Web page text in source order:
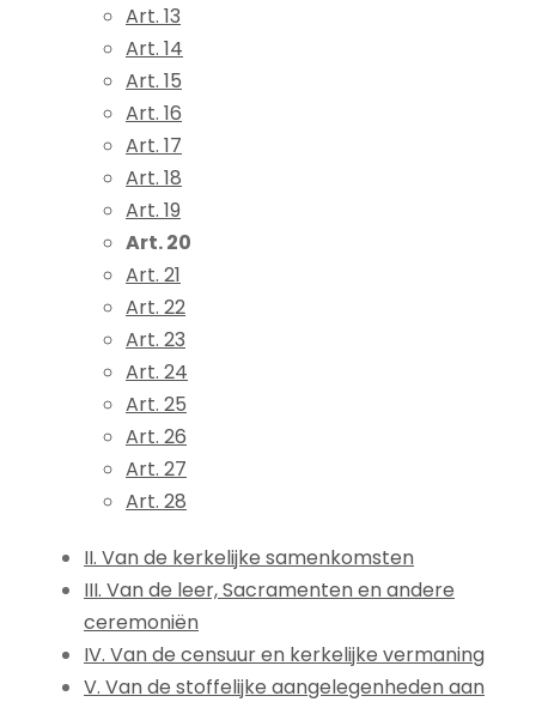
Art. 13
Art. 14
Art. 15
Art. 16
Art. 17
Art. 18
Art. 19
Art. 20
Art. 21
Art. 22
Art. 23
Art. 24
Art. 25
Art. 26
Art. 27
Art. 28
II. Van de kerkelijke samenkomsten
III. Van de leer, Sacramenten en andere
ceremoniën
IV. Van de censuur en kerkelijke vermaning
V. Van de stoffelijke aangelegenheden aan